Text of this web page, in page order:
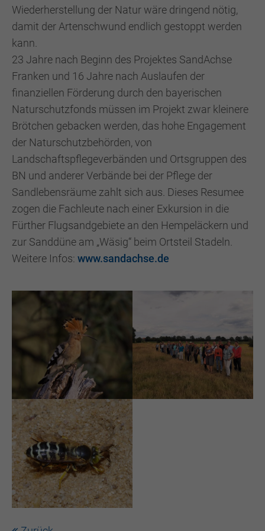
Wiederherstellung der Natur wäre dringend nötig,
damit der Artenschwund endlich gestoppt werden
kann.
23 Jahre nach Beginn des Projektes SandAchse
Franken und 16 Jahre nach Auslaufen der
finanziellen Förderung durch den bayerischen
Naturschutzfonds müssen im Projekt zwar kleinere
Brötchen gebacken werden, das hohe Engagement
der Naturschutzbehörden, von
Landschaftspflegeverbänden und Ortsgruppen des
BN und anderer Verbände bei der Pflege der
Sandlebensräume zahlt sich aus. Dieses Resumee
zogen die Fachleute nach einer Exkursion in die
Fürther Flugsandgebiete an den Hempeläckern und
zur Sanddüne am „Wäsig“ beim Ortsteil Stadeln.
Weitere Infos: www.sandachse.de